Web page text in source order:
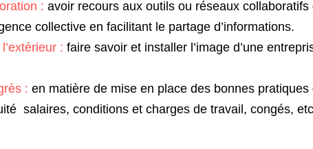
: avoir recours aux outils ou réseaux collaboratifs
collective en facilitant le partage d’informations.
: faire savoir et installer l’image d’une
: en matière de mise en place des bonnes pratiques
salaires, conditions et charges de travail, congés,